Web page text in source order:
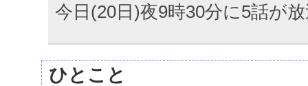
今日(20日)夜9時30分に5話が
ひとこと